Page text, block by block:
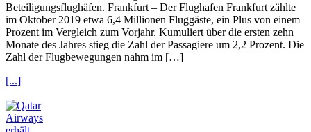
Beteiligungsflughäfen. Frankfurt – Der Flughafen Frankfurt zählte
im Oktober 2019 etwa 6,4 Millionen Fluggäste, ein Plus von einem
Prozent im Vergleich zum Vorjahr. Kumuliert über die ersten zehn
Monate des Jahres stieg die Zahl der Passagiere um 2,2 Prozent. Die
Zahl der Flugbewegungen nahm im […]
[...]